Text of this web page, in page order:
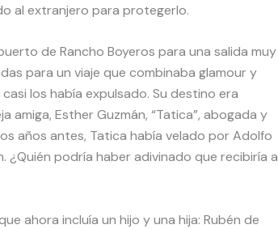
al extranjero para protegerlo.
de Rancho Boyeros para una salida muy
para un viaje que combinaba glamour y
los había expulsado. Su destino era
amiga, Esther Guzmán, “Tatica”, abogada y
años antes, Tatica había velado por Adolfo
podría haber adivinado que recibiría a
ahora incluía un hijo y una hija: Rubén de